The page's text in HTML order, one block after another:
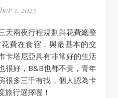
3, 2023
費在食宿，與最基本的交
卡塔尼亞具有非常好的生活
很好，B&B也都不貴，青年
很多三千有找，個人認為卡
旅行選擇喔！